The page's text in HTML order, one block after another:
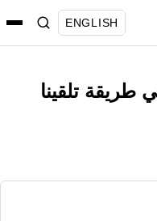
ENGLISH
طريقة تلقينا